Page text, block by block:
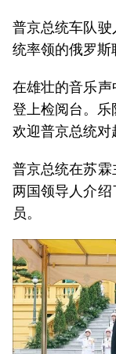
普京总统车队
统率领的俄罗斯
在雄壮的音乐
登上检阅台。乐
欢迎普京总统对
普京总统在苏霖
两国领导人介
员。